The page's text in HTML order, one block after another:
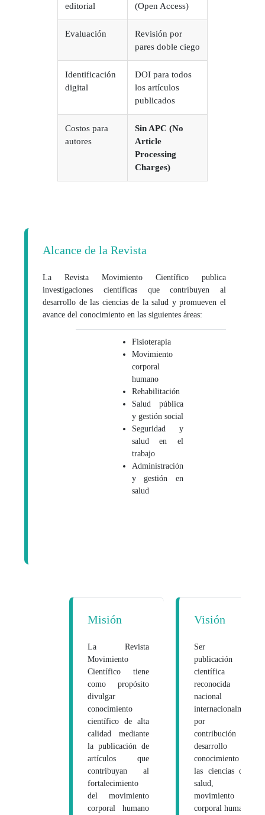
editorial
(Open Access)
Evaluación
Revisión por
pares doble ciego
Identificación
digital
DOI para todos
los artículos
publicados
Costos para
autores
Sin APC (No
Article
Processing
Charges)
Alcance de la Revista
La Revista Movimiento Científico publica
investigaciones científicas que contribuyen al
desarrollo de las ciencias de la salud y promueven el
avance del conocimiento en las siguientes áreas:
Fisioterapia
Movimiento
corporal
humano
Rehabilitación
Salud pública
y gestión social
Seguridad y
salud en el
trabajo
Administración
y gestión en
salud
Misión
La Revista
Movimiento
Científico tiene
como propósito
divulgar
conocimiento
científico de alta
calidad mediante
la publicación de
artículos que
contribuyan al
fortalecimiento
del movimiento
corporal humano
Visión
Ser una
publicación
científica
reconocida
nacional e
internacionalmente
por su
contribución al
desarrollo del
conocimiento en
las ciencias de la
salud, el
movimiento
corporal humano y